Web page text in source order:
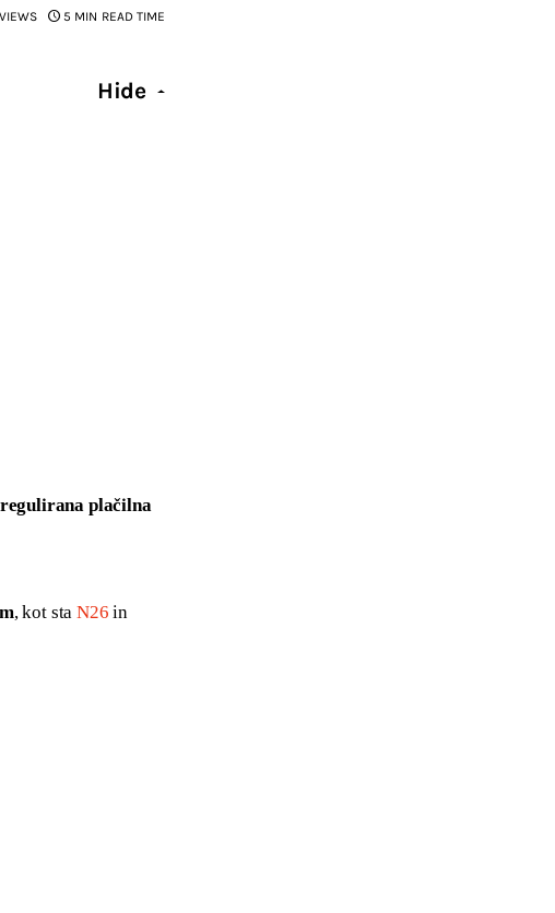
VIEWS 5 MIN READ TIME
Hide
regulirana plačilna
, kot sta N26 in